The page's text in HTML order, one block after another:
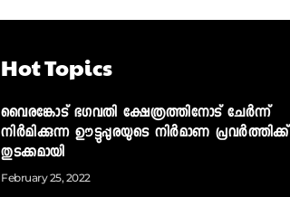
Hot Topics
വൈരങ്കോട് ഭഗവതി ക്ഷേത്രത്തിനോട് ചേര്‍ന്ന്
നിര്‍മിക്കുന്ന ഊട്ടുപ്പുരയുടെ നിര്‍മാണ പ്രവര്‍ത്തിക്ക്
തുടക്കമായി
February 25, 2022